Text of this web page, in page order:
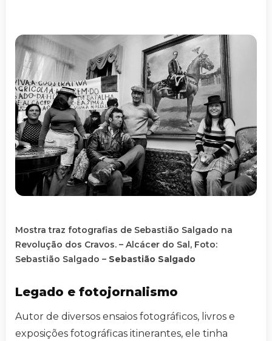
Mostra traz fotografias de Sebastião Salgado na
Revolução dos Cravos. – Alcácer do Sal, Foto:
Sebastião Salgado – Sebastião Salgado
Legado e fotojornalismo
Autor de diversos ensaios fotográficos, livros e
exposições fotográficas itinerantes, ele tinha